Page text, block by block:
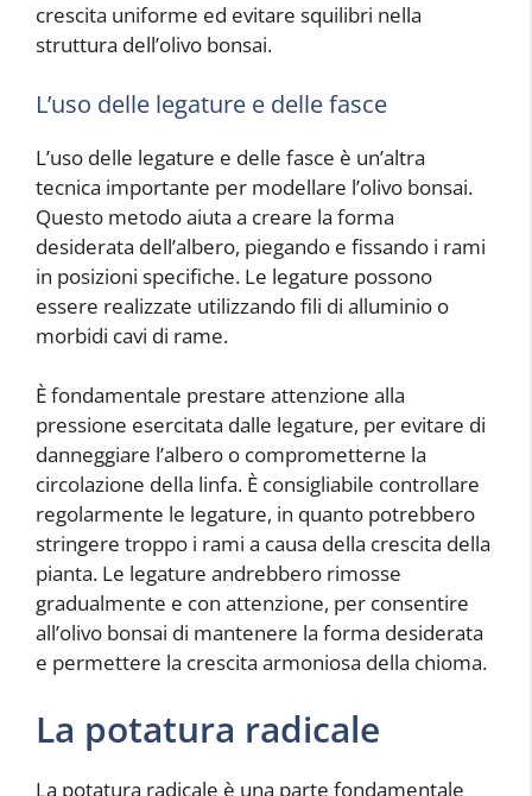
crescita uniforme ed evitare squilibri nella
struttura dell’olivo bonsai.
L’uso delle legature e delle fasce
L’uso delle legature e delle fasce è un’altra
tecnica importante per modellare l’olivo bonsai.
Questo metodo aiuta a creare la forma
desiderata dell’albero, piegando e fissando i rami
in posizioni specifiche. Le legature possono
essere realizzate utilizzando fili di alluminio o
morbidi cavi di rame.
È fondamentale prestare attenzione alla
pressione esercitata dalle legature, per evitare di
danneggiare l’albero o comprometterne la
circolazione della linfa. È consigliabile controllare
regolarmente le legature, in quanto potrebbero
stringere troppo i rami a causa della crescita della
pianta. Le legature andrebbero rimosse
gradualmente e con attenzione, per consentire
all’olivo bonsai di mantenere la forma desiderata
e permettere la crescita armoniosa della chioma.
La potatura radicale
La potatura radicale è una parte fondamentale